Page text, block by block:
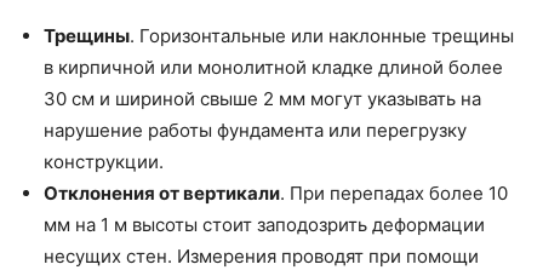
Трещины. Горизонтальные или наклонные трещины
в кирпичной или монолитной кладке длиной более
30 см и шириной свыше 2 мм могут указывать на
нарушение работы фундамента или перегрузку
конструкции.
Отклонения от вертикали. При перепадах более 10
мм на 1 м высоты стоит заподозрить деформации
несущих стен. Измерения проводят при помощи